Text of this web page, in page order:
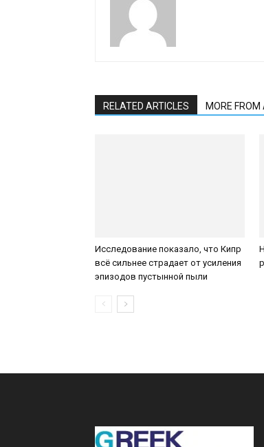
RELATED ARTICLES MORE FROM
Исследование показало, что Кипр
всё сильнее страдает от усиления
эпизодов пустынной пыли